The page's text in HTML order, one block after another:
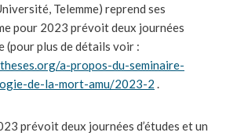
Telemme) reprend ses
pour 2023 prévoit deux journées
(pour plus de détails voir :
a-propos-du-seminaire-
de-la-mort-amu/2023-2 .
prévoit deux journées d’études et un